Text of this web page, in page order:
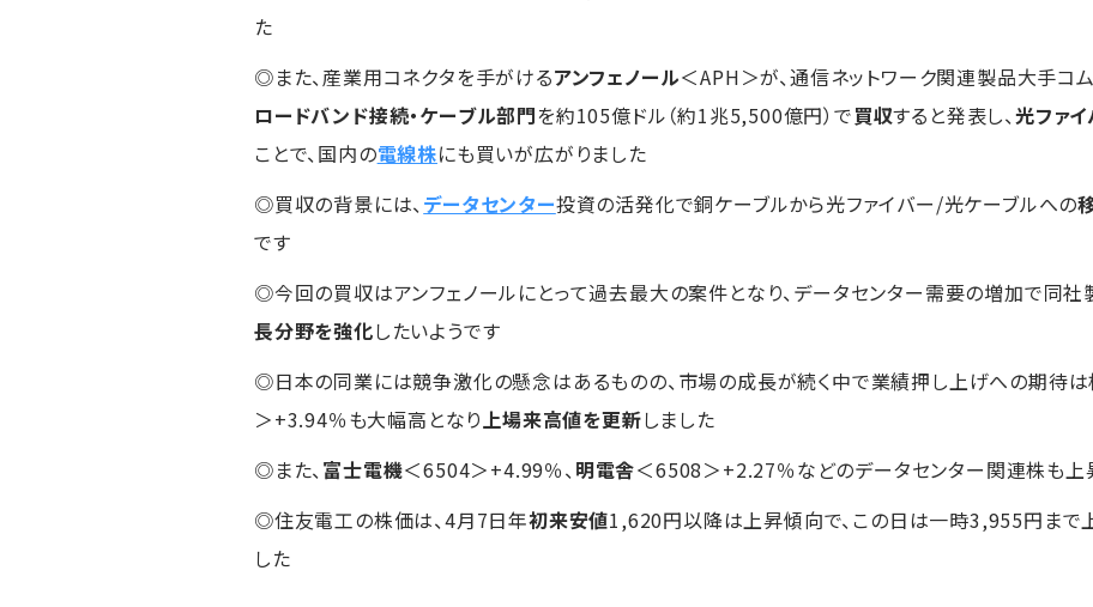
た
◎また、産業用コネクタを手がけるアンフェノール＜APH＞が、通信ネットワーク関連製品大手コ
ロードバンド接続・ケーブル部門を約105億ドル（約1兆5,500億円）で買収すると発表し、光ファ
ことで、国内の電線株にも買いが広がりました
◎買収の背景には、データセンター投資の活発化で銅ケーブルから光ファイバー/光ケーブルへの
です
◎今回の買収はアンフェノールにとって過去最大の案件となり、データセンター需要の増加で同社
長分野を強化したいようです
◎日本の同業には競争激化の懸念はあるものの、市場の成長が続く中で業績押し上げへの期待は
＞+3.94％も大幅高となり上場来高値を更新しました
◎また、富士電機＜6504＞+4.99％、明電舎＜6508＞+2.27％などのデータセンター関連株も上
◎住友電工の株価は、4月7日年初来安値1,620円以降は上昇傾向で、この日は一時3,955円まで
した